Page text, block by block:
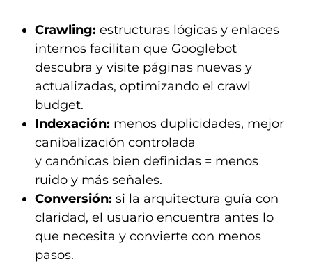
Crawling: estructuras lógicas y enlaces
internos facilitan que Googlebot
descubra y visite páginas nuevas y
actualizadas, optimizando el crawl
budget.
Indexación: menos duplicidades, mejor
canibalización controlada
y canónicas bien definidas = menos
ruido y más señales.
Conversión: si la arquitectura guía con
claridad, el usuario encuentra antes lo
que necesita y convierte con menos
pasos.